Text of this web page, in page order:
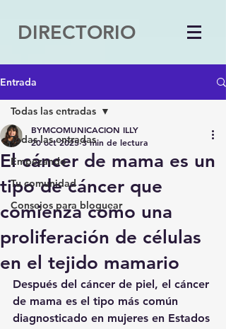
DIRECTORIO
Entrada
Todas las entradas
Empezando
Tu comunidad
Consejos para bloguear
Todas las entradas
El cáncer de mama es un
tipo de cáncer que
comienza como una
proliferación de células
en el tejido mamario
BYMCOMUNICACION ILLY
20 oct 2025 3 min de lectura
Después del cáncer de piel, el cáncer
de mama es el tipo más común
diagnosticado en mujeres en Estados